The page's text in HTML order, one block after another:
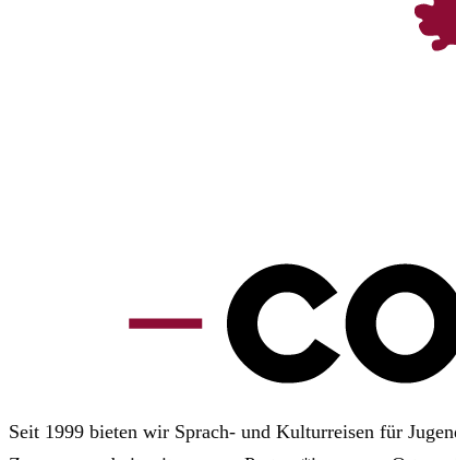
Seit 1999 bie­ten wir Sprach- und Kul­tur­rei­sen für